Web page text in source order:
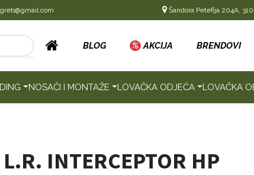
Šandora Petefija 204A,
BLOG % AKCIJA BRENDOVI
NOSAČI I MONTAŽE LOVAČKA ODJEĆA LOVAČKA
INTERCEPTOR HP